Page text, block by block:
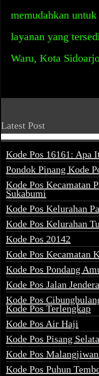
memudahkan
layanan yang
Waru, Kota
Latest Post
Kode Pos 16161: Apa
Pondok Pinang Kode
Kode Pos Kecamatan
Sukabumi
Kode Pos Kelurahan
Kode Pos Kelurahan
Kode Pos 20142
Kode Pos Kecamatan
Kode Pos Pondang
Kode Pos Jalan
Kode Pos
Kode Pos Terlengkap
Kode Pos Air Haji
Kode Pos Pisang
Kode Pos
Kode Pos Puhun